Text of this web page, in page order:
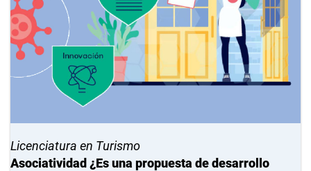
Licenciatura en Turismo
Asociatividad ¿Es una propuesta de desarrollo